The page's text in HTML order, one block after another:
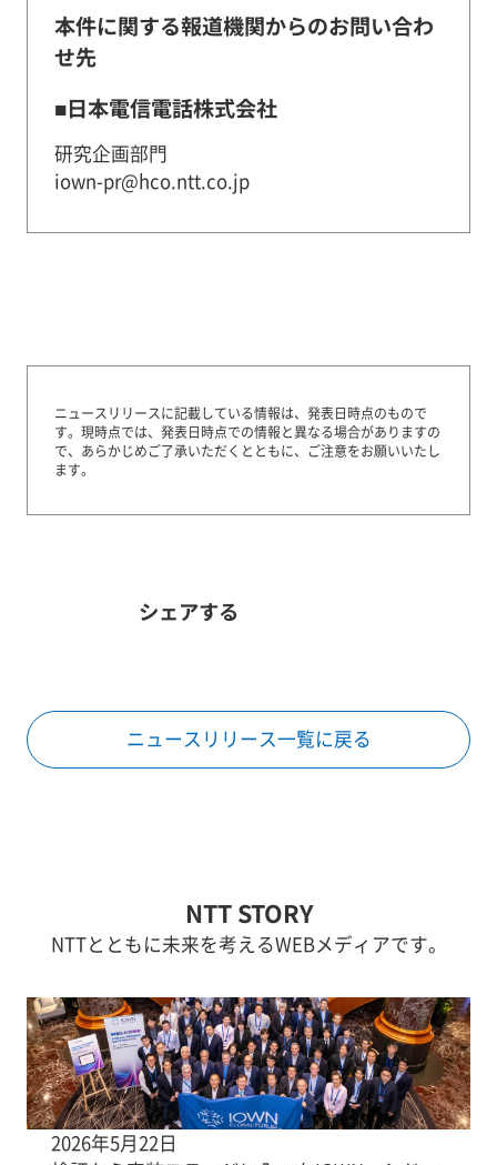
本件に関する報道機関からのお問い合わ
せ先
■日本電信電話株式会社
研究企画部門
iown-pr@hco.ntt.co.jp
ニュースリリースに記載している情報は、発表日時点のもので
す。 現時点では、発表日時点での情報と異なる場合がありますの
で、あらかじめご了承いただくとともに、ご注意をお願いいたし
ます。
シェアする
ニュースリリース一覧に戻る
NTT STORY
NTTとともに未来を考えるWEBメディアです。
2026年5月22日